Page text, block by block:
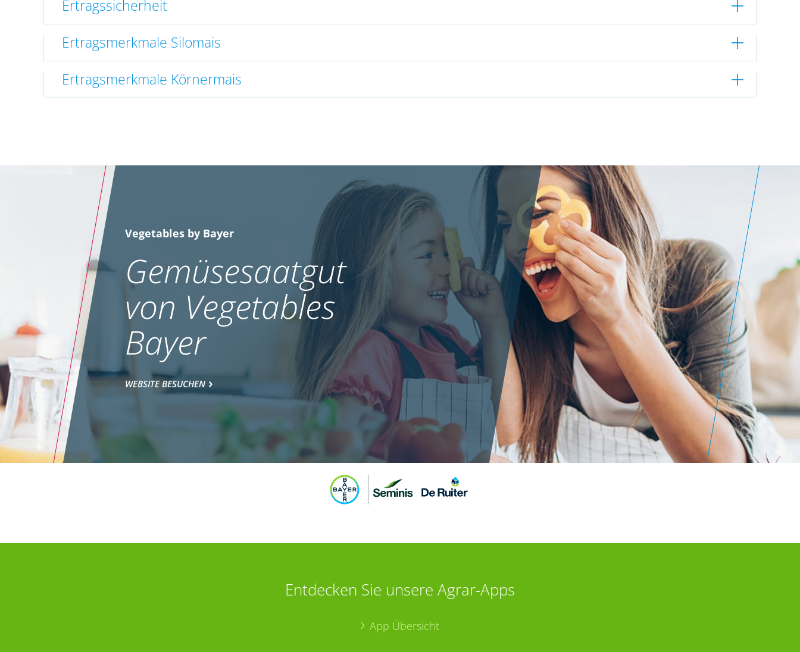
Ertragssicherheit
Ertragsmerkmale Silomais
Ertragsmerkmale Körnermais
Vegetables by Bayer
Gemüsesaatgut
von Vegetables
Bayer
WEBSITE BESUCHEN
Entdecken Sie unsere Agrar-Apps
App Übersicht